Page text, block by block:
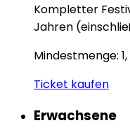
Kompletter
Jahren
Mindestmenge:
Ticket kaufen
Erwachsene